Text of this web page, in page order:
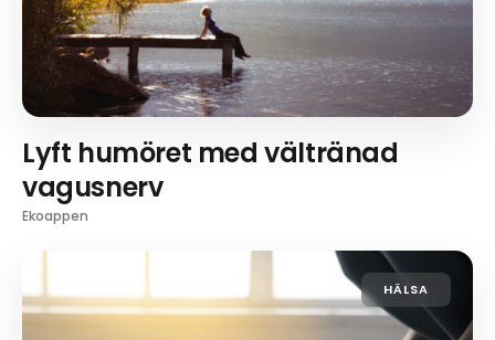
Lyft humöret med vältränad
vagusnerv
Ekoappen
HÄLSA